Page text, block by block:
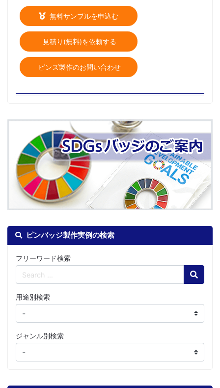
ピンバッジ製作実例の検索
フリーワード検索
Search
用途別検索
ジャンル別検索
無料サンプルを申込む
見積り(無料)を依頼する
ピンズ製作のお問い合わせ